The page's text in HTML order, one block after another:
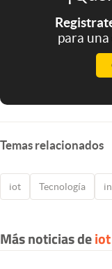
para
Temas relacionados
iot Tecnología
Más noticias deiot